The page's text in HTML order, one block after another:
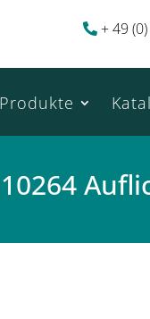
+ 49
Produkte